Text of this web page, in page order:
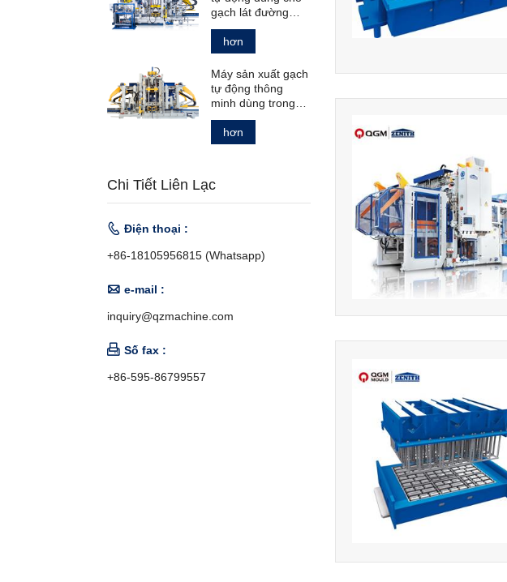
gạch lát đường
rỗng và đặc, cũng
như gạch bó vỉa.
hơn
Máy sản xuất gạch
tự động thông
minh dùng trong
sản xuất các sản
phẩm bê tông.
hơn
Chi Tiết Liên Lạc
 Điện thoại :
+86-18105956815 (Whatsapp)
 e-mail :
inquiry@qzmachine.com
 Số fax :
+86-595-86799557